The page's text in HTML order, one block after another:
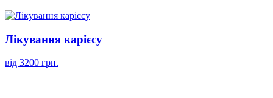
Лікування карієсу
від 3200 грн.